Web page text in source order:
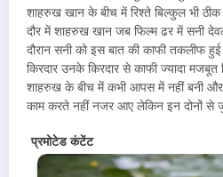
शाहरुख खान के बीच में रिश्ते बिल्कुल भी
दौर में शाहरुख खान जब फिल्म ढर में सनी
दौरान सनी को इस बात की काफी तकलीफ
किरदार उनके किरदार से काफी ज्यादा
शाहरुख के बीच में कभी आपस में नहीं बनी और
काम करते नहीं नजर आए लेकिन इन दोनों से